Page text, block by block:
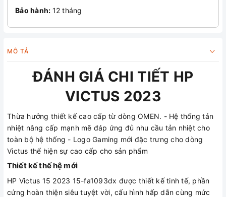
Bảo hành: 12 tháng
MÔ TẢ
ĐÁNH GIÁ CHI TIẾT HP
VICTUS 2023
Thừa hưởng thiết kế cao cấp từ dòng OMEN. - Hệ thống tản
nhiệt nâng cấp mạnh mẽ đáp ứng đủ nhu cầu tản nhiệt cho
toàn bộ hệ thống - Logo Gaming mới đặc trưng cho dòng
Victus thể hiện sự cao cấp cho sản phẩm
Thiết kế thế hệ mới
HP Victus 15 2023 15-fa1093dx được thiết kế tinh tế, phần
cứng hoàn thiện siêu tuyệt vời, cấu hình hấp dẫn cùng mức